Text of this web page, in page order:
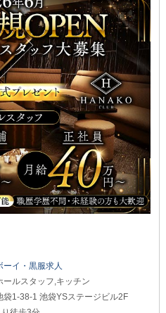
イ・黒服求人
ールスタッフ,キッチン
袋1-38-1 池袋YSステージビル2F